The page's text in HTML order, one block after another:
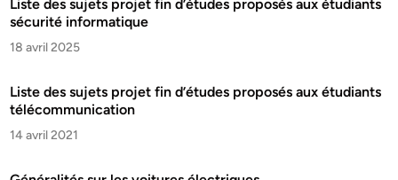
Liste des sujets projet fin d’études proposés aux étudiants
sécurité informatique
18 avril 2025
Liste des sujets projet fin d’études proposés aux étudiants
télécommunication
14 avril 2021